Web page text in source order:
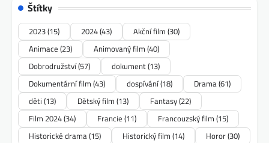
Štítky
2023(15) 2024(43) Akční film (30)
Animace (23) Animovaný film (40)
Dobrodružství(57) dokument(13)
Dokumentární film (43) dospívání(18) Drama(61)
děti (13) Dětský film (13) Fantasy(22)
Film 2024(34) Francie (11) Francouzský film (15)
Historické drama(15) Historický film (14) Horor(30)